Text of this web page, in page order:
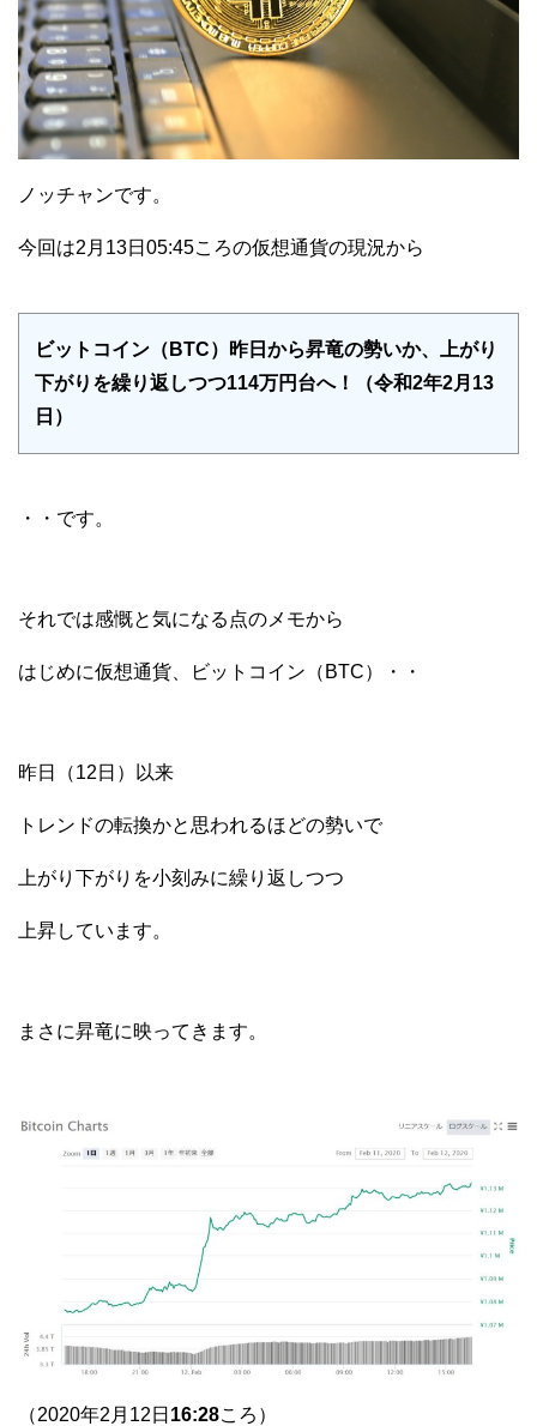
ノッチャンです。
今回は2月13日05:45ころの仮想通貨の現況から
ビットコイン（BTC）昨日から昇竜の勢いか、上がり
下がりを繰り返しつつ114万円台へ！（令和2年2月13
日）
・・です。
それでは感慨と気になる点のメモから
はじめに仮想通貨、ビットコイン（BTC）・・
昨日（12日）以来
トレンドの転換かと思われるほどの勢いで
上がり下がりを小刻みに繰り返しつつ
上昇しています。
まさに昇竜に映ってきます。
（2020年2月12日 16:28ころ）